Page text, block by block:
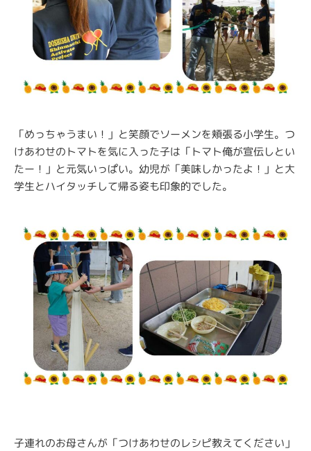
「めっちゃうまい！」と笑顔でソーメンを頬張る小学生。つ
けあわせのトマトを気に入った子は「トマト俺が宣伝しとい
たー！」と元気いっぱい。幼児が「美味しかったよ！」と大
学生とハイタッチして帰る姿も印象的でした。
子連れのお母さんが「つけあわせのレシピ教えてください」